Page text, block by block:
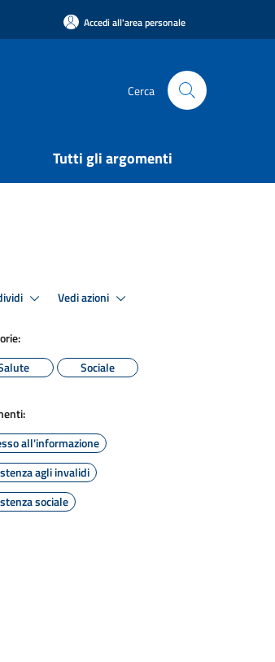
Accedi all'area personale
Cerca
Tutti gli argomenti
Vedi azioni
Sociale
all'informazione
agli invalidi
sociale